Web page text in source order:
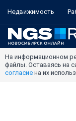
Недвижимость
На информационном
файлы. Оставаясь на
согласие на их